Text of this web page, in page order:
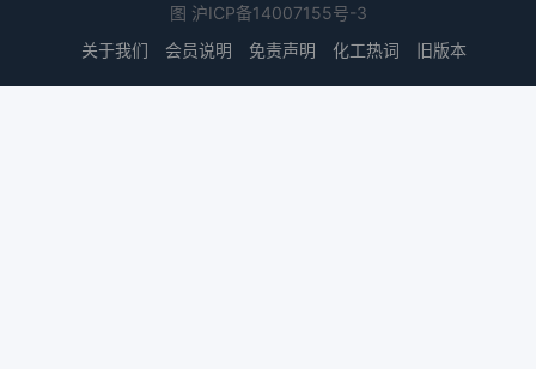
图 沪ICP备14007155号-3
关于我们
会员说明 免责声明 化工热词 旧版本